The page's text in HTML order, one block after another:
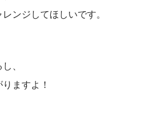
ンジしてほしいです。
、
ますよ！